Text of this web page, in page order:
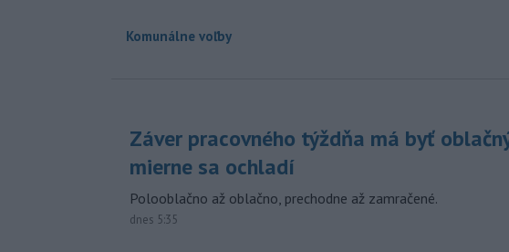
Komunálne voľby
Záver pracovného týždňa má byť
mierne sa ochladí
Polooblačno až oblačno, prechodne až zamračené.
dnes 5:35